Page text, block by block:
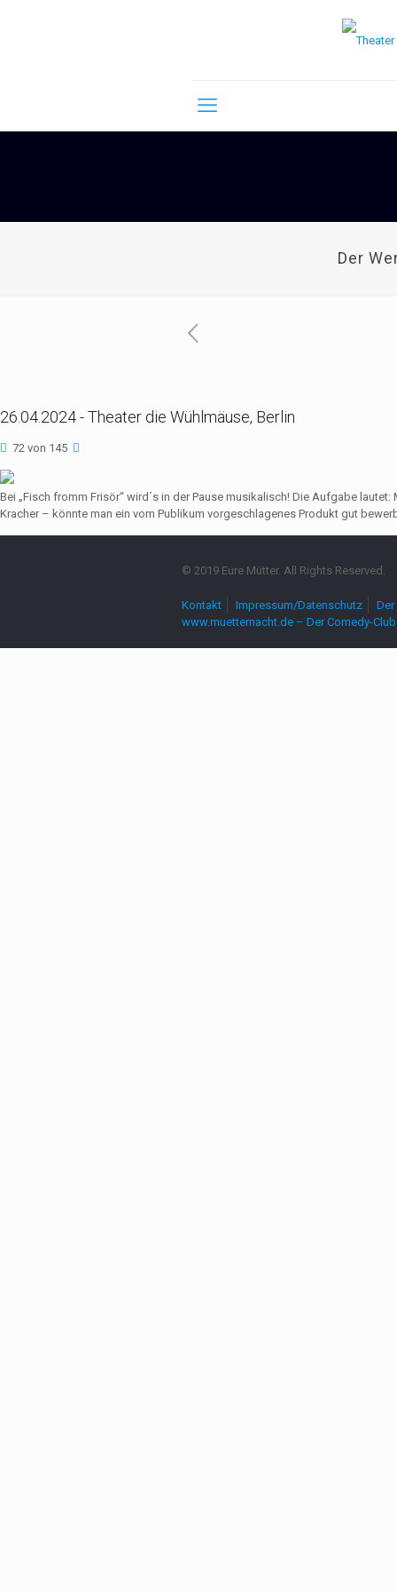
Der
26.04.2024 - Theater die Wühlmäuse, Berlin
72 von 145
Bei „Fisch fromm Frisör“ wird´s in der Pause musikalisch! Die Aufgabe
Kracher – könnte man ein vom Publikum vorgeschlagenes Produkt gut
© 2019 Eure Mütter. All Rights Reserved.
Kontakt Impressum/Datenschutz
www.muetternacht.de – Der Comedy-Club